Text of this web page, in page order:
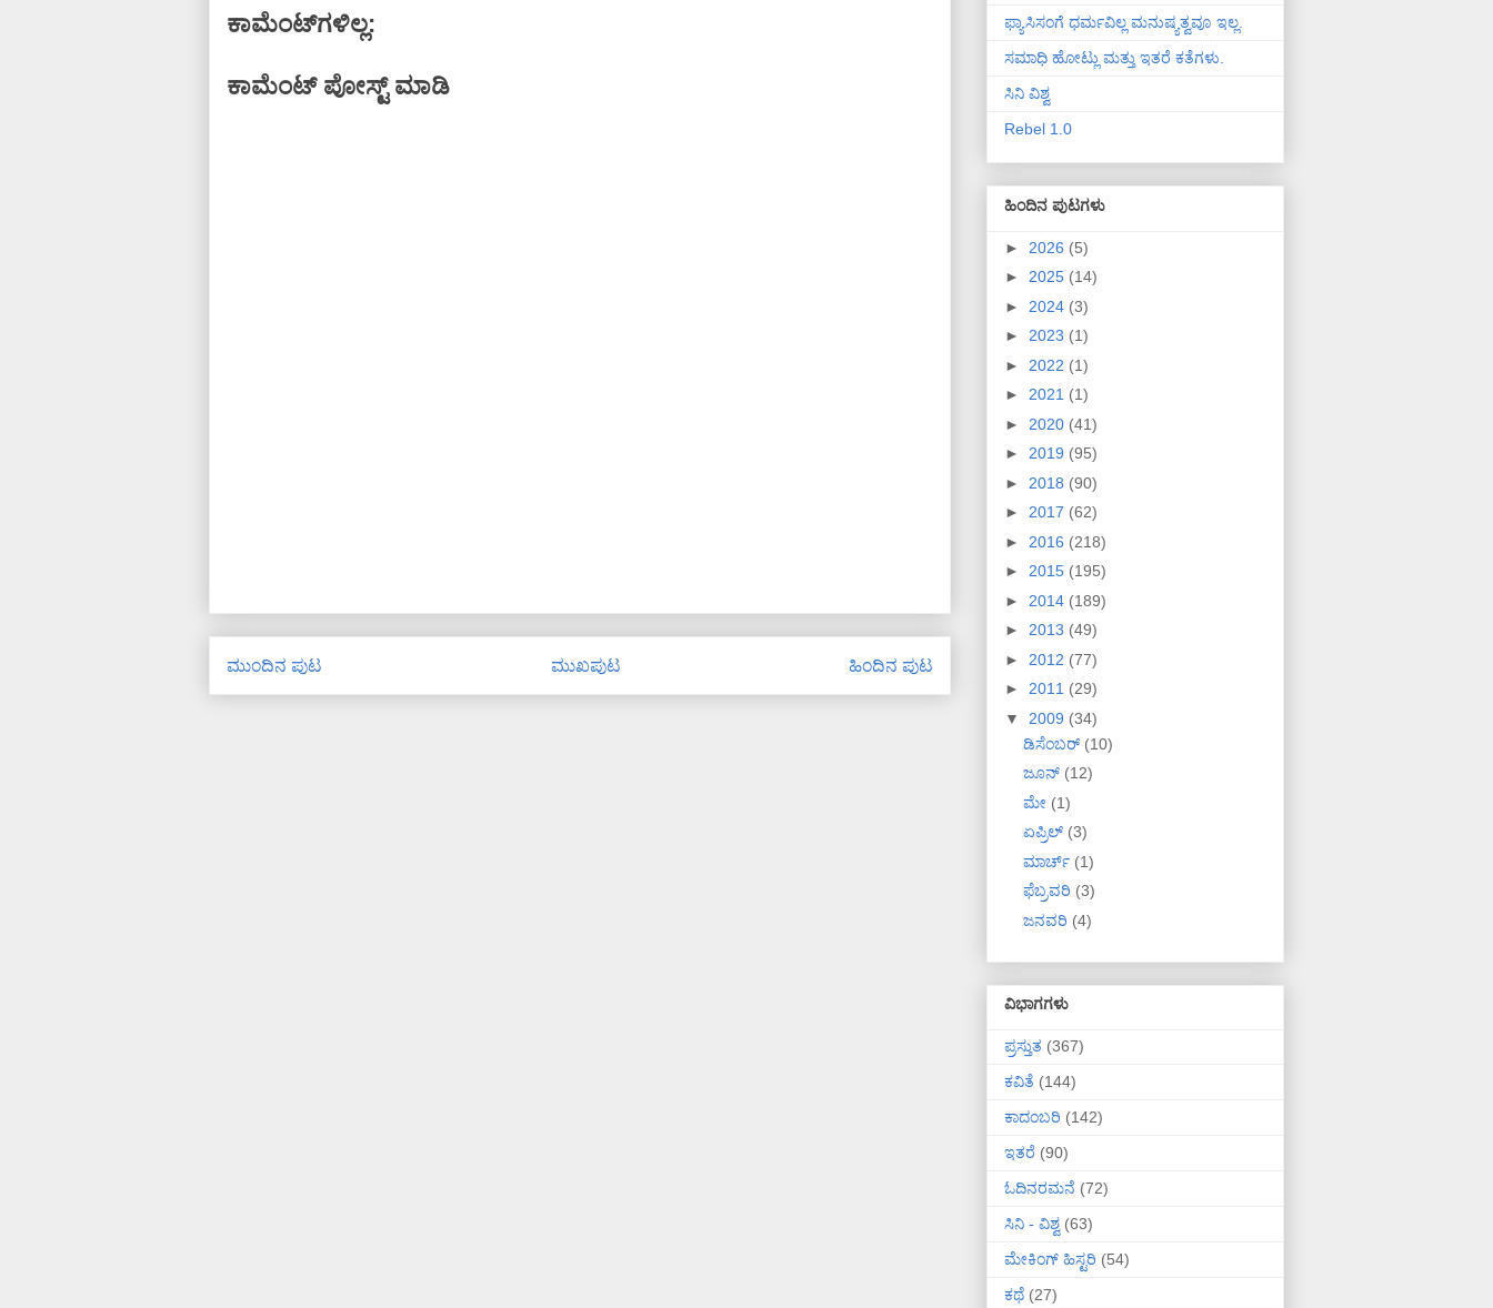
ಕಾಮೆಂಟ್‌ಗಳಿಲ್ಲ:
ಕಾಮೆಂಟ್‌‌ ಪೋಸ್ಟ್‌ ಮಾಡಿ
ಮುಂದಿನ ಪುಟ ಹಿಂದಿನ ಪುಟ
ಮುಖಪುಟ
ಫ್ಯಾಸಿಸಂಗೆ ಧರ್ಮವಿಲ್ಲ ಮನುಷ್ಯತ್ವವೂ ಇಲ್ಲ.
ಸಮಾಧಿ ಹೋಟ್ಲು ಮತ್ತು ಇತರೆ ಕತೆಗಳು.
ಸಿನಿ ವಿಶ್ವ
Rebel 1.0
ಹಿಂದಿನ ಪುಟಗಳು
► 2026 (5)
► 2025 (14)
► 2024 (3)
► 2023 (1)
► 2022 (1)
► 2021 (1)
► 2020 (41)
► 2019 (95)
► 2018 (90)
► 2017 (62)
► 2016 (218)
► 2015 (195)
► 2014 (189)
► 2013 (49)
► 2012 (77)
► 2011 (29)
▼ 2009 (34)
ಡಿಸೆಂಬರ್ (10)
ಜೂನ್ (12)
ಮೇ (1)
ಏಪ್ರಿಲ್ (3)
ಮಾರ್ಚ್ (1)
ಫೆಬ್ರವರಿ (3)
ಜನವರಿ (4)
ವಿಭಾಗಗಳು
ಪ್ರಸ್ತುತ (367)
ಕವಿತೆ (144)
ಕಾದಂಬರಿ (142)
ಇತರೆ (90)
ಓದಿನರಮನೆ (72)
ಸಿನಿ - ವಿಶ್ವ (63)
ಮೇಕಿಂಗ್ ಹಿಸ್ಟರಿ (54)
ಕಥೆ (27)